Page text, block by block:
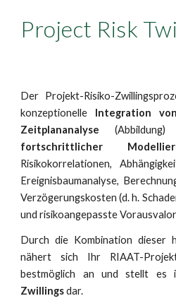
Project Risk
Der Projekt-Risiko-
konzeptionelle Integration
Zeitplananalyse
fortschrittlicher
Risikokorrelationen,
Ereignisbaumanalyse,
Verzögerungskosten (d. h.
und risikoangepasste
Durch die Kombination dieser
nähert sich Ihr RIAAT-
bestmöglich an und stellt es
Zwillingsdar.